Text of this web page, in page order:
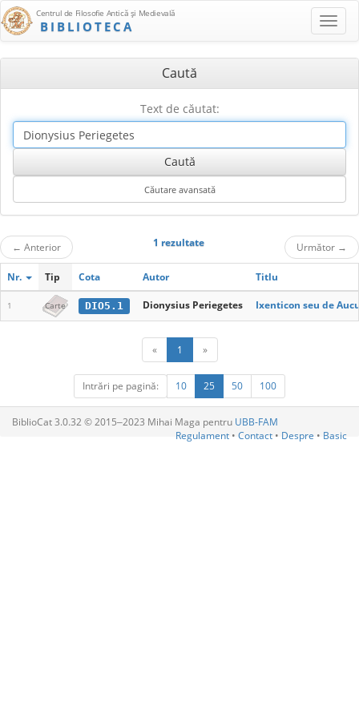
Centrul de Filosofie Antică şi Medievală
BIBLIOTECA
Caută
Text de căutat:
← Anterior 1 rezultate Următor →
Nr. Tip Cota Autor Titlu
1 Carte DIO5.1 Dionysius Periegetes Ixenticon seu de
« 1 »
Intrări pe pagină: 10 25 50 100
BiblioCat 3.0.32 © 2015‒2023 Mihai Maga pentru UBB-FAM
Regulament • Contact • Despre • Basic